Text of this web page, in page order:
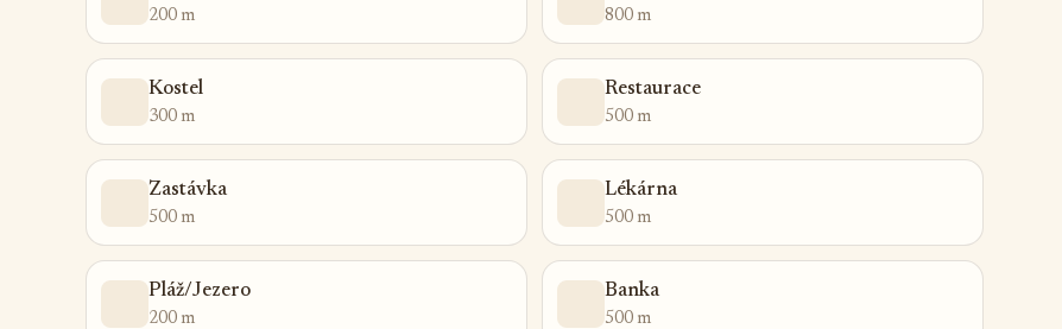
200 m 800 m
Kostel
300 m
Restaurace
500 m
Zastávka
500 m
Lékárna
500 m
Pláž/Jezero
200 m
Banka
500 m